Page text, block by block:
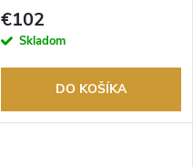
tovaru. Autorizovaný predajca.
€102
Skladom
DO KOŠÍKA